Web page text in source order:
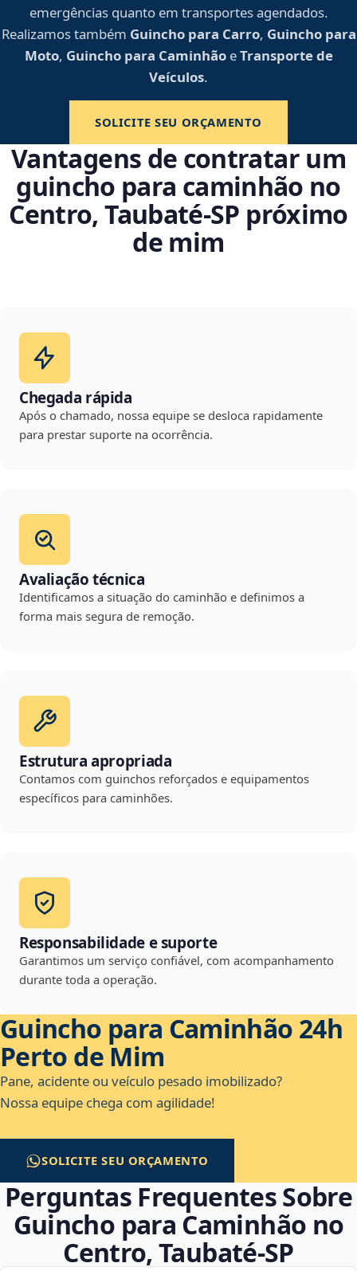
emergências quanto em transportes agendados.
Realizamos também Guincho para Carro, Guincho para
Moto, Guincho para CaminhãoeTransporte de
Veículos.
SOLICITE SEU ORÇAMENTO
Vantagens de contratar um
guincho para caminhão no
Centro, Taubaté‑SP próximo
de mim
Chegada rápida
Após o chamado, nossa equipe se desloca rapidamente
para prestar suporte na ocorrência.
Avaliação técnica
Identificamos a situação do caminhão e definimos a
forma mais segura de remoção.
Estrutura apropriada
Contamos com guinchos reforçados e equipamentos
específicos para caminhões.
Responsabilidade e suporte
Garantimos um serviço confiável, com acompanhamento
durante toda a operação.
Guincho para Caminhão 24h
Perto de Mim
Pane, acidente ou veículo pesado imobilizado?
Nossa equipe chega com agilidade!
SOLICITE SEU ORÇAMENTO
Perguntas Frequentes Sobre
Guincho para Caminhão no
Centro, Taubaté‑SP